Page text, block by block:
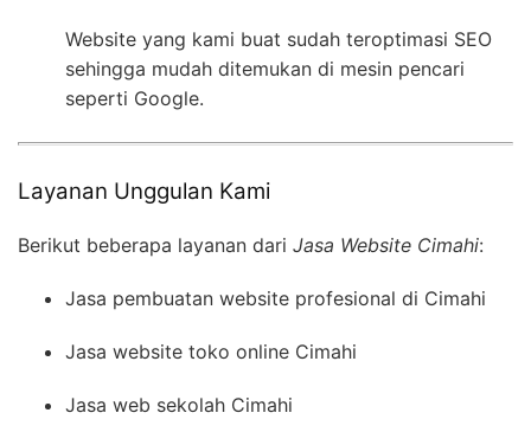
Website yang kami buat sudah teroptimasi SEO
sehingga mudah ditemukan di mesin pencari
seperti Google.
Layanan Unggulan Kami
Berikut beberapa layanan dari Jasa Website Cimahi:
Jasa pembuatan website profesional di Cimahi
Jasa website toko online Cimahi
Jasa web sekolah Cimahi